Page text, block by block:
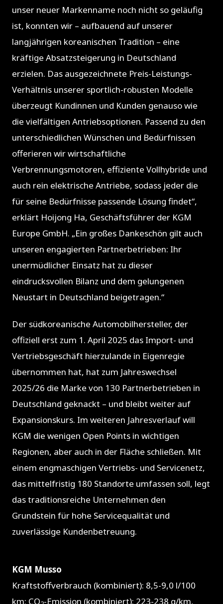
unser neuer Markenname noch nicht so geläufig
ist, konnten wir – aufbauend auf unserer
langjährigen koreanischen Tradition – eine
kräftige Absatzsteigerung in Deutschland
erzielen. Das ausgezeichnete Preis-Leistungs-
Verhältnis unserer sportlich-robusten Modelle
überzeugt Kundinnen und Kunden genauso wie
die vielfältigen Antriebsoptionen. Passend zu den
unterschiedlichen Wünschen und Bedürfnissen
offerieren wir wirtschaftliche
Verbrennungsmotoren, effiziente Vollhybride und
auch rein elektrische Antriebe, sodass jeder die
für seine Bedürfnisse passende Lösung findet“,
erklärt Hoijong Ha, Geschäftsführer der KGM
Europe GmbH. „Ein großes Dankeschön gilt auch
unseren engagierten Partnerbetrieben: Ihr
unermüdlicher Einsatz hat zu dieser
eindrucksvollen Bilanz und dem gelungenen
Neustart in Deutschland beigetragen.“
Der südkoreanische Automobilhersteller, der
offiziell erst zum 1. April 2025 das Import- und
Vertriebsgeschäft hierzulande in Eigenregie
übernommen hat, hat zum Jahreswechsel
2025/26 die Marke von 130 Partnerbetrieben in
Deutschland geknackt – und bleibt weiter auf
Expansionskurs. Im weiteren Jahresverlauf will
KGM die wenigen Open Points in wichtigen
Regionen, aber auch in der Fläche schließen. Mit
einem engmaschigen Vertriebs- und Servicenetz,
das mittelfristig 180 Standorte umfassen soll, legt
das traditionsreiche Unternehmen den
Grundstein für hohe Servicequalität und
zuverlässige Kundenbetreuung.
KGM Musso
Kraftstoffverbrauch (kombiniert): 8,5-9,0 l/100
km; CO -Emission (kombiniert): 223-238 g/km,